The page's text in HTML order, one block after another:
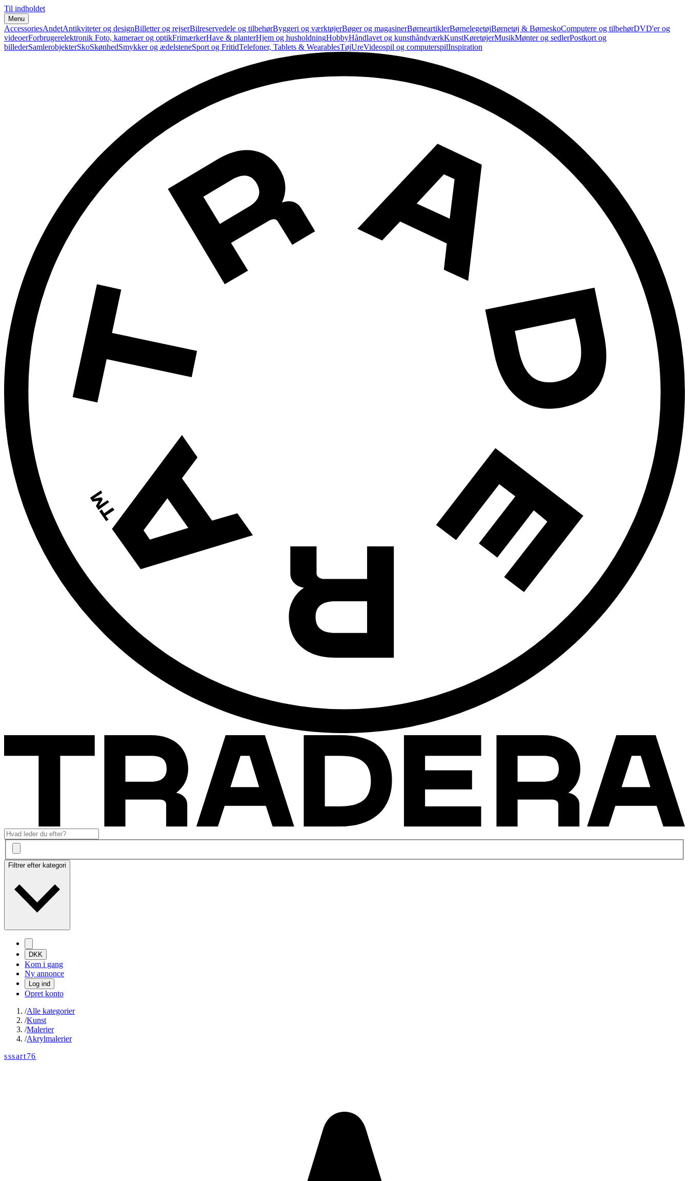
Til indholdet
Menu
AccessoriesAndetAntikviteter og designBilletter og rejserBilreservedele og tilbehørByggeri og værktøjerBøger og magasinerBørneartiklerBørnelegetøjBørnetøj & BørneskoComputere og tilbehørDVD'er og
videoerForbrugerelektronik Foto, kameraer og optikFrimærkerHave & planterHjem og husholdningHobbyHåndlavet og kunsthåndværkKunstKøretøjerMusikMønter og sedlerPostkort og
billederSamlerobjekterSkoSkønhedSmykker og ædelsteneSport og FritidTelefoner, Tablets & WearablesTøjUreVideospil og computerspilInspiration
Filtrer efter kategori
DKK
Kom i gang
Ny annonce
Log ind
Opret konto
/Alle kategorier
/Kunst
/Malerier
/Akrylmalerier
sssart76